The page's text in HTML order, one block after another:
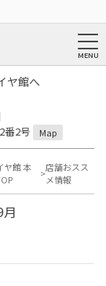
ヤ館へ
00】
番2号
Map
ヤ館 本
店舗おスス
メ情報